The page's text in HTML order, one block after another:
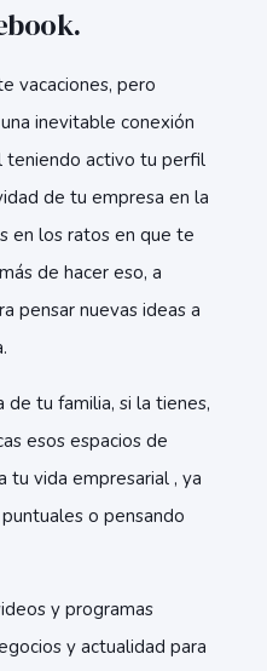
vacaciones, pero
inevitable conexión
teniendo activo tu perfil
de tu empresa en la
en los ratos en que te
de hacer eso, a
pensar nuevas ideas a
de tu familia, si la tienes,
esos espacios de
tu vida empresarial , ya
o pensando
y programas
y actualidad para